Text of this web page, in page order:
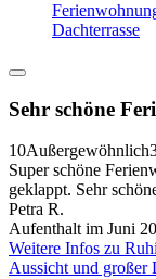
Dachterrasse
Sehr schöne
10Außergewöhnlich
Super schöne
geklappt. Sehr
Petra R.
Aufenthalt im Juni
Weitere Infos zu
Aussicht und großer